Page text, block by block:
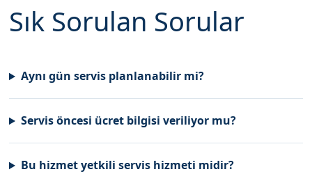
Sık Sorulan Sorular
Aynı gün servis planlanabilir mi?
Servis öncesi ücret bilgisi veriliyor mu?
Bu hizmet yetkili servis hizmeti midir?